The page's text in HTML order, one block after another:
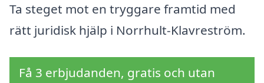
Ta steget mot en tryggare framtid med
rätt juridisk hjälp i Norrhult-Klavreström.
Få 3 erbjudanden, gratis och utan